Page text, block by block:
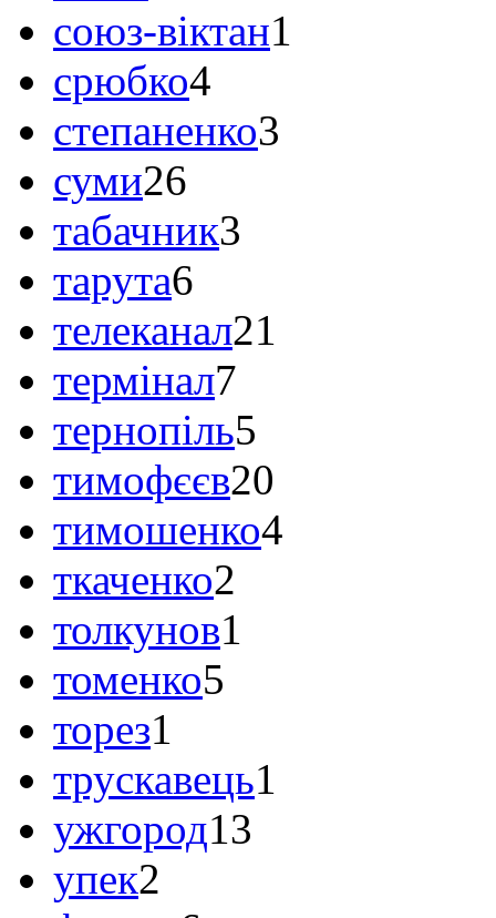
союз-віктан1
срюбко4
степаненко3
суми26
табачник3
тарута6
телеканал21
термінал7
тернопіль5
тимофєєв20
тимошенко4
ткаченко2
толкунов1
томенко5
торез1
трускавець1
ужгород13
упек2